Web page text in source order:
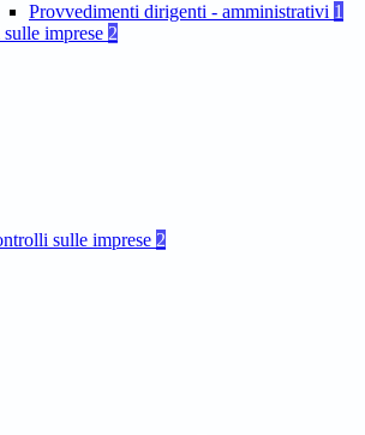
Provvedimenti dirigenti - amministrativi 1
imprese 2
sulle imprese 2